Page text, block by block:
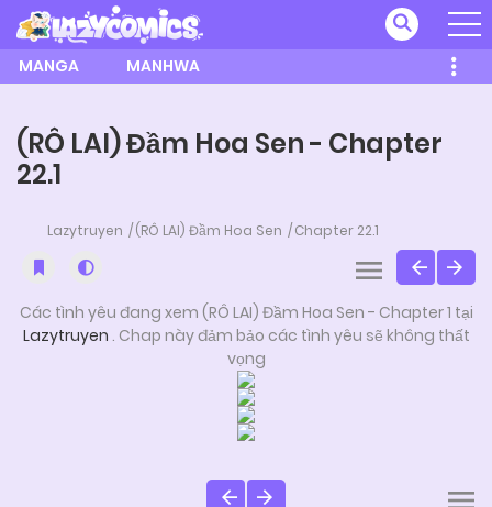
MANGA MANHWA
(RÔ LAI) Đầm Hoa Sen - Chapter
22.1
Lazytruyen (RÔ LAI) Đầm Hoa Sen Chapter 22.1
Các tình yêu đang xem (RÔ LAI) Đầm Hoa Sen - Chapter 1 tại
Lazytruyen . Chap này đảm bảo các tình yêu sẽ không thất
vọng